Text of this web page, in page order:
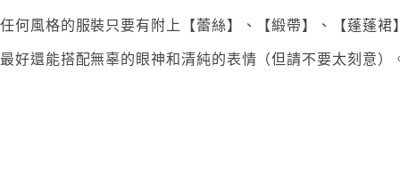
任何風格的服裝只要有附上【蕾絲】、【緞帶】、【蓬蓬裙
最好還能搭配無辜的眼神和清純的表情（但請不要太刻意）